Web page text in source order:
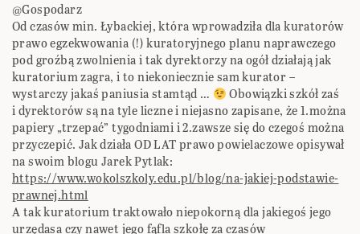
@Gospodarz
Od czasów min. Łybackiej, która wprowadziła dla kuratorów
prawo egzekwowania (!) kuratoryjnego planu naprawczego
pod groźbą zwolnienia i tak dyrektorzy na ogół działają jak
kuratorium zagra, i to niekoniecznie sam kurator –
wystarczy jakaś paniusia stamtąd …
Obowiązki szkół zaś
i dyrektorów są na tyle liczne i niejasno zapisane, że 1.można
papiery „trzepać” tygodniami i 2.zawsze się do czegoś można
przyczepić. Jak działa OD LAT prawo powielaczowe opisywał
na swoim blogu Jarek Pytlak:
https://www.wokolszkoly.edu.pl/blog/na-jakiej-podstawie-
prawnej.html
A tak kuratorium traktowało niepokorną dla jakiegoś jego
urzędasa czy nawet jego fąfla szkołę za czasów